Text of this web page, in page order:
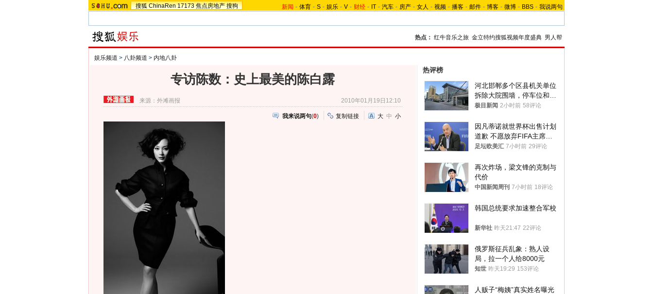
搜狐 ChinaRen 17173 焦点房地产 搜狗 新闻 - 体育 - S - 娱乐 - V - 财经 - IT - 汽车 - 房产 - 女人 - 视频 - 播客 - 邮件 - 博客 - 微博 - BBS - 我说两句
热点： 红牛音乐之旅 金立特约搜狐视频年度盛典 男人帮
娱乐频道 > 八卦频道 > 内地八卦
专访陈数：史上最美的陈白露
来源： 外滩画报 2010年01月19日12:10
我来说两句(0) 复制链接 大 中 小
热评榜
河北邯郸多个区县机关单位
拆除大院围墙，停车位和厕
所免费开放，当地多部门回
极目新闻 2小时前 58评论
因凡蒂诺就世界杯出售计划
道歉 不愿放弃FIFA主席职
位
足坛欧美汇 7小时前 29评论
再次炸场，梁文锋的克制与
代价
中国新闻周刊 7小时前 18评论
韩国总统要求加速整合军校
新华社 昨天21:47 22评论
俄罗斯征兵乱象：熟人设
局，拉一个人给8000元
知世 昨天19:29 153评论
人贩子“梅姨”真实姓名曝光